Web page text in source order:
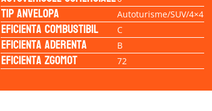
Tip anvelopa Autoturisme/SUV/4×4
Eficienta Combustibil C
Eficienta Aderenta B
Eficienta Zgomot 72